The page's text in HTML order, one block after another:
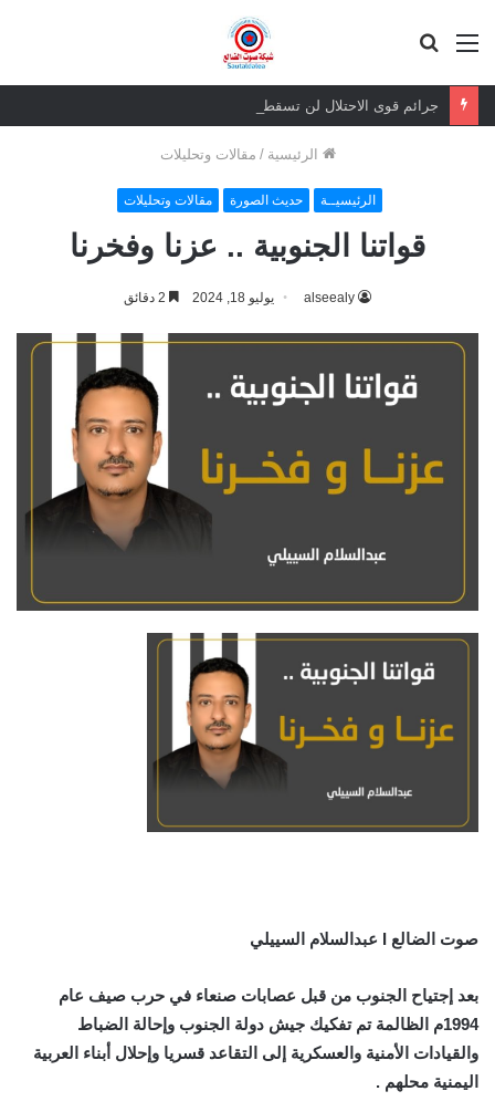
القائمة
الرئيسية / مقالات وتحليلات
الرئيسيــة حديث الصورة مقالات وتحليلات
قواتنا الجنوبية .. عزنا وفخرنا
alseealy يوليو 18, 2024
صوت الضالع I عبدالسلام السييلي
بعد إجتياح الجنوب من قبل عصابات صنعاء في حرب صيف عام
1994م الظالمة تم تفكيك جيش دولة الجنوب وإحالة الضباط
والقيادات الأمنية والعسكرية إلى التقاعد قسريا وإحلال أبناء العربية
اليمنية محلهم .